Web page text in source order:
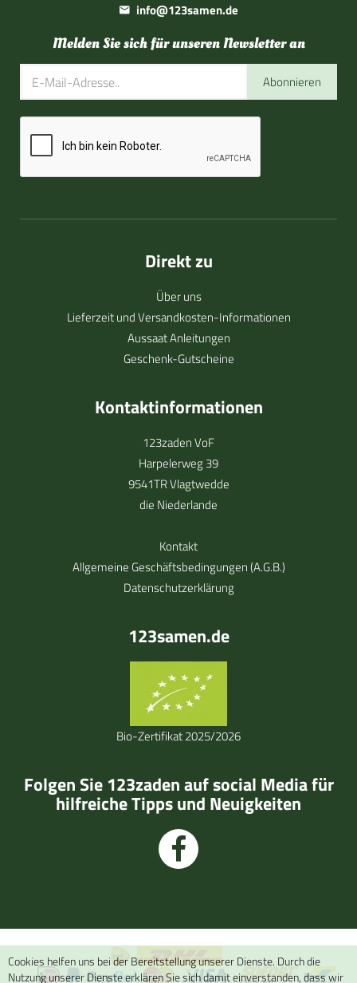
Cookies helfen uns bei der Bereitstellung unserer Dienste. Durch die
Nutzung unserer Dienste erklären Sie sich damit einverstanden, dass wir
info@123samen.de
Melden Sie sich für unseren Newsletter an
Abonnieren
Direkt zu
Über uns
Lieferzeit und Versandkosten-Informationen
Aussaat Anleitungen
Geschenk-Gutscheine
Kontaktinformationen
123zaden VoF
Harpelerweg 39
9541TR Vlagtwedde
die Niederlande
Kontakt
Allgemeine Geschäftsbedingungen (A.G.B.)
Datenschutzerklärung
123samen.de
Bio-Zertifikat 2025/2026
Folgen Sie 123zaden auf social Media für
hilfreiche Tipps und Neuigkeiten